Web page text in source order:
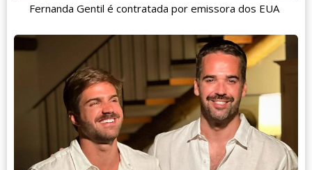
Fernanda Gentil é contratada por emissora dos EUA